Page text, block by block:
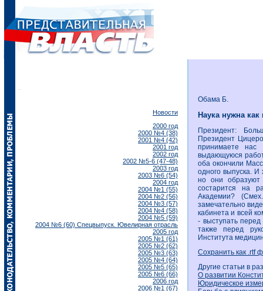
Новости
2000 год
2000 №4 (38)
2001 №4 (42)
2001 год
2002 год
2002 №5-6 (47-48)
2003 год
2003 №6 (54)
2004 год
2004 №1 (55)
2004 №2 (56)
2004 №3 (57)
2004 №4 (58)
2004 №5 (59)
2004 №6 (60) Спецвыпуск. Ювелирная отрасль
2005 год
2005 №1 (61)
2005 №2 (62)
2005 №3 (63)
2005 №4 (64)
2005 №5 (65)
2005 №6 (66)
2006 год
2006 №1 (67)
Обама Б.
Наука нужна
Президент:
Президент
принимаете
выдающуюся
оба окончили
одного выпуска. И
но они образуют
состарится на
Академии?
замечательно
кабинета и всей
- выступать
также перед
Института
Сохранить как .rtf
Другие статьи в
О развитии
Юридическое